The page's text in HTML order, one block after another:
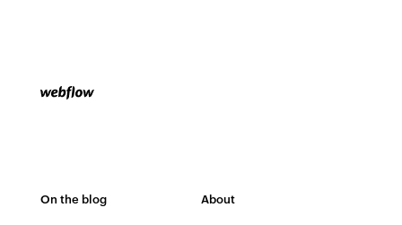
On the blog About